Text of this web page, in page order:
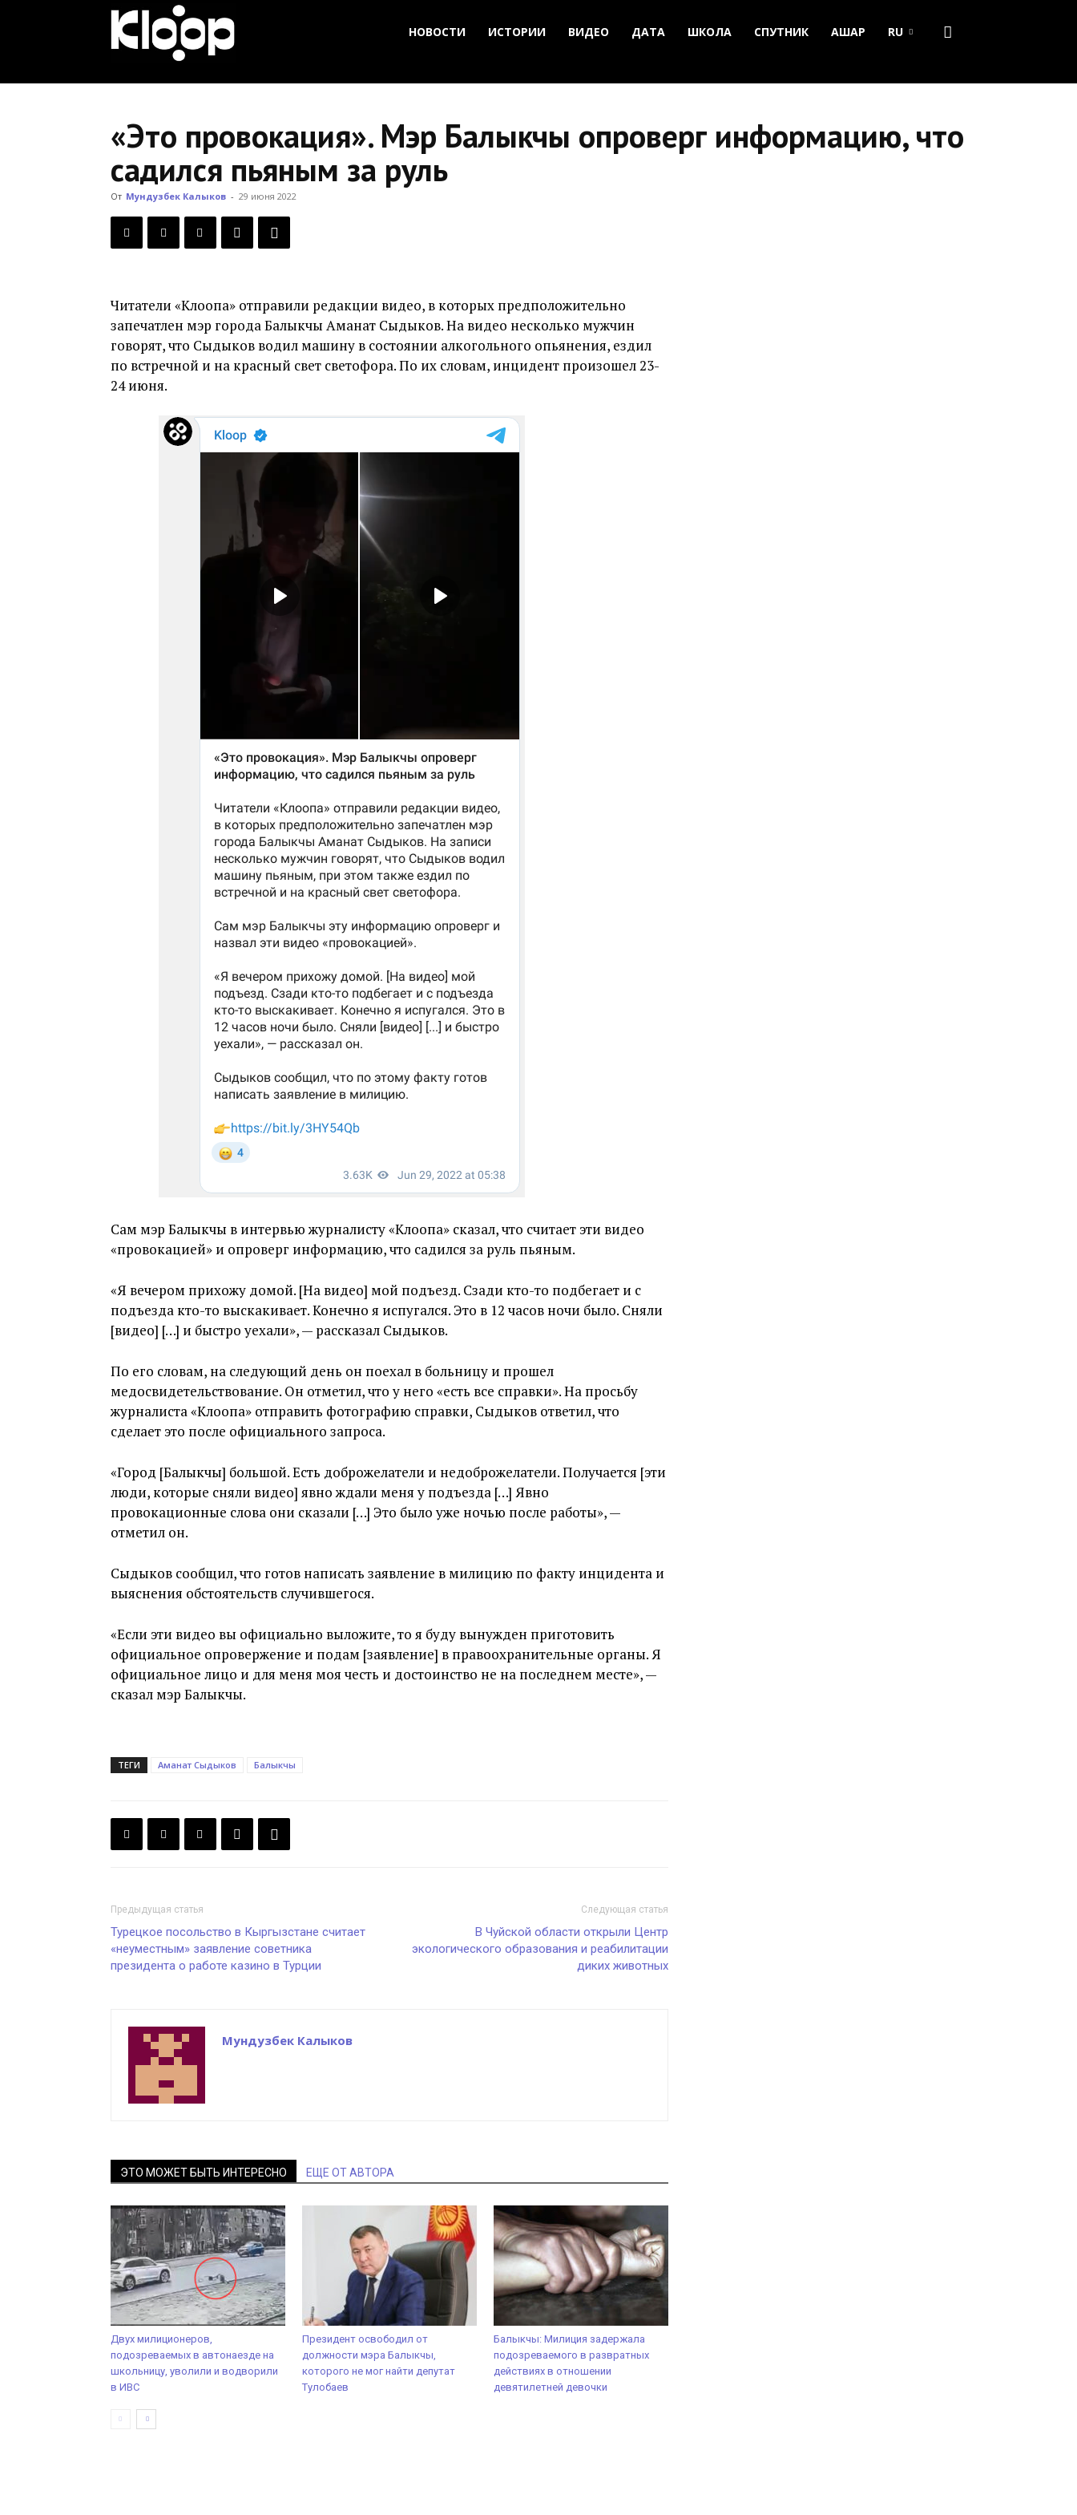
Кыргызстана
НОВОСТИ ИСТОРИИ ВИДЕО ДАТА ШКОЛА СПУТНИК АШАР RU
«Это провокация». Мэр Балыкчы опроверг информацию, что
садился пьяным за руль
От Мундузбек Калыков - 29 июня 2022
Читатели «Клоопа» отправили редакции видео, в которых предположительно
запечатлен мэр города Балыкчы Аманат Сыдыков. На видео несколько мужчин
говорят, что Сыдыков водил машину в состоянии алкогольного опьянения, ездил
по встречной и на красный свет светофора. По их словам, инцидент произошел 23-
24 июня.
Сам мэр Балыкчы в интервью журналисту «Клоопа» сказал, что считает эти видео
«провокацией» и опроверг информацию, что садился за руль пьяным.
«Я вечером прихожу домой. [На видео] мой подъезд. Сзади кто-то подбегает и с
подъезда кто-то выскакивает. Конечно я испугался. Это в 12 часов ночи было. Сняли
[видео] […] и быстро уехали», — рассказал Сыдыков.
По его словам, на следующий день он поехал в больницу и прошел
медосвидетельствование. Он отметил, что у него «есть все справки». На просьбу
журналиста «Клоопа» отправить фотографию справки, Сыдыков ответил, что
сделает это после официального запроса.
«Город [Балыкчы] большой. Есть доброжелатели и недоброжелатели. Получается [эти
люди, которые сняли видео] явно ждали меня у подъезда […] Явно
провокационные слова они сказали […] Это было уже ночью после работы», —
отметил он.
Сыдыков сообщил, что готов написать заявление в милицию по факту инцидента и
выяснения обстоятельств случившегося.
«Если эти видео вы официально выложите, то я буду вынужден приготовить
официальное опровержение и подам [заявление] в правоохранительные органы. Я
официальное лицо и для меня моя честь и достоинство не на последнем месте», —
сказал мэр Балыкчы.
ТЕГИ Аманат Сыдыков Балыкчы
Предыдущая статья
Турецкое посольство в Кыргызстане считает
«неуместным» заявление советника
президента о работе казино в Турции
Следующая статья
В Чуйской области открыли Центр
экологического образования и реабилитации
диких животных
Мундузбек Калыков
ЭТО МОЖЕТ БЫТЬ ИНТЕРЕСНО ЕЩЕ ОТ АВТОРА
Двух милиционеров,
подозреваемых в автонаезде на
школьницу, уволили и водворили
в ИВС
Президент освободил от
должности мэра Балыкчы,
которого не мог найти депутат
Тулобаев
Балыкчы: Милиция задержала
подозреваемого в развратных
действиях в отношении
девятилетней девочки